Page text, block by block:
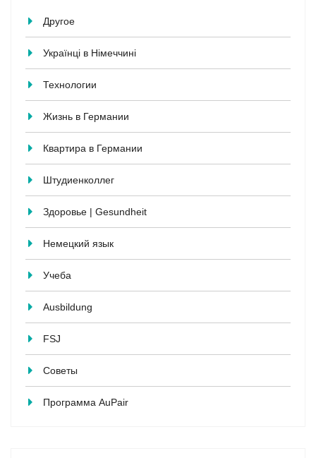
Другое
Українці в Німеччині
Технологии
Жизнь в Германии
Квартира в Германии
Штудиенколлег
Здоровье | Gesundheit
Немецкий язык
Учеба
Ausbildung
FSJ
Советы
Программа AuPair